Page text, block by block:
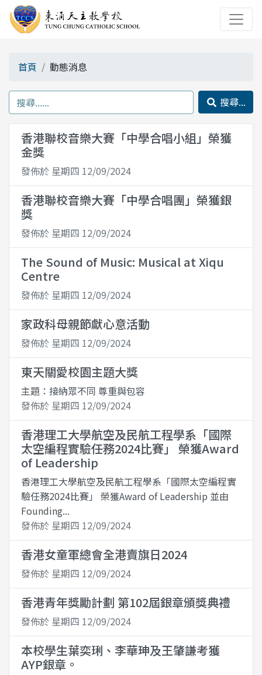
首頁 動態消息
搜尋...
香港聯校音樂大賽「中學合唱小組」榮獲
金獎
發佈於 星期四 12/09/2024
香港聯校音樂大賽「中學合唱團」榮獲銀
獎
發佈於 星期四 12/09/2024
The Sound of Music: Musical at Xiqu
Centre
發佈於 星期四 12/09/2024
家政科母親節獻心意活動
發佈於 星期四 12/09/2024
東天關愛校園主題大獎
主題：接納眾不同 尊重與包容
發佈於 星期四 12/09/2024
香港理工大學航空及民航工程學系「國際
太空編程實驗任務2024比賽」 榮獲Award
of Leadership
香港理工大學航空及民航工程學系「國際太空編程實
驗任務2024比賽」 榮獲Award of Leadership 並由
Founding...
發佈於 星期四 12/09/2024
香港女童軍總會全港賣旗日2024
發佈於 星期四 12/09/2024
香港青年獎勵計劃 第102屆銀章頒獎典禮
發佈於 星期四 12/09/2024
本校學生葉奕琍、李華珅及王肇謙考獲
AYP銀章。